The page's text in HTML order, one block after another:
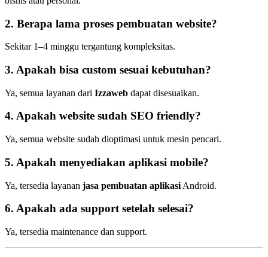
2. Berapa lama proses pembuatan website?
Sekitar 1–4 minggu tergantung kompleksitas.
3. Apakah bisa custom sesuai kebutuhan?
Ya, semua layanan dari Izzaweb dapat disesuaikan.
4. Apakah website sudah SEO friendly?
Ya, semua website sudah dioptimasi untuk mesin pencari.
5. Apakah menyediakan aplikasi mobile?
Ya, tersedia layanan jasa pembuatan aplikasi Android.
6. Apakah ada support setelah selesai?
Ya, tersedia maintenance dan support.